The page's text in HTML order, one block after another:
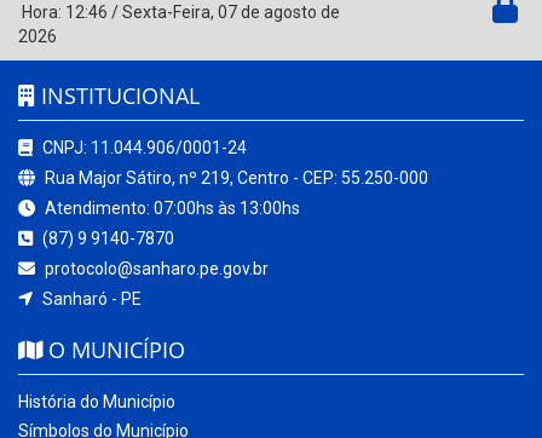
Hora: 12:46 /Sexta-Feira, 07 de agosto de
2026
INSTITUCIONAL
CNPJ: 11.044.906/0001-24
Rua Major Sátiro, nº 219, Centro - CEP: 55.250-000
Atendimento: 07:00hs às 13:00hs
(87) 9 9140-7870
protocolo@sanharo.pe.gov.br
Sanharó - PE
O MUNICÍPIO
História do Município
Símbolos do Município